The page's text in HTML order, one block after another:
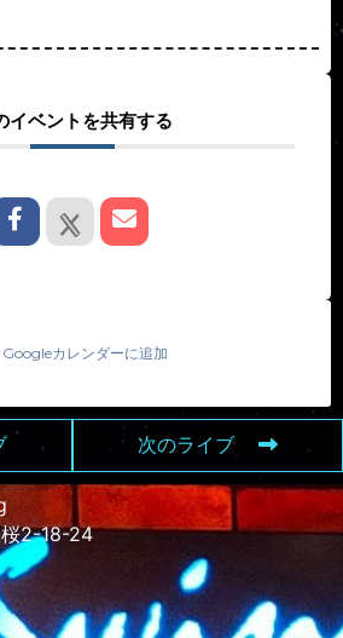
イベントを共有する
Googleカレンダーに追加
次のライブ
2-18-24